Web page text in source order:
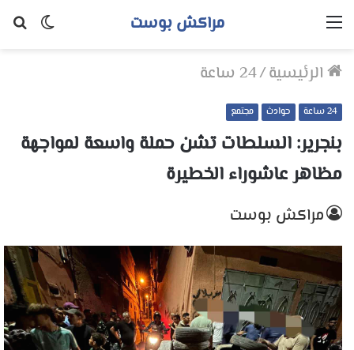
الوضع
مراكش بوست القائمة
الرئيسية/24 ساعة
24 ساعة حوادث مجتمع
بنجرير: السلطات تشن حملة واسعة لمواجهة
مظاهر عاشوراء الخطيرة
مراكش بوست